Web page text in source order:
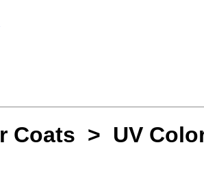
Coats > UV